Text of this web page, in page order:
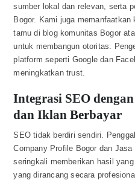
sumber lokal dan relevan, serta
Bogor. Kami juga
tamu di blog komunitas Bogor
untuk membangun otoritas.
platform seperti Google dan
meningkatkan trust.
Integrasi SEO
dan Iklan Berbayar
SEO tidak berdiri sendiri.
Company Profile Bogor dan
seringkali memberikan hasil
yang dirancang secara